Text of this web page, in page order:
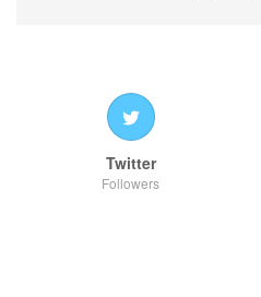
Twitter
Followers